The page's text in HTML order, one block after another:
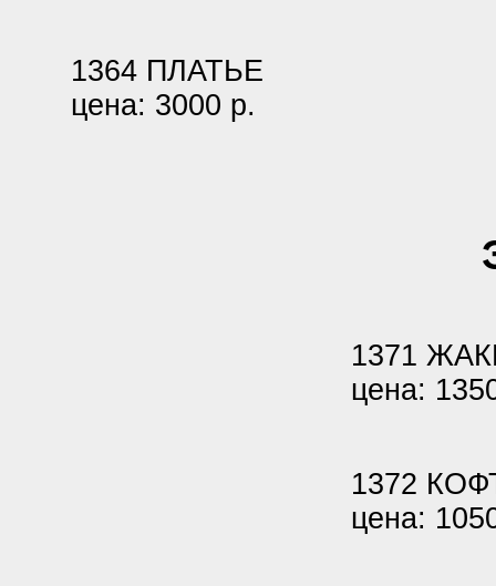
1364 ПЛАТЬЕ
цена: 3000 р.
1371
цена:
1372
цена: